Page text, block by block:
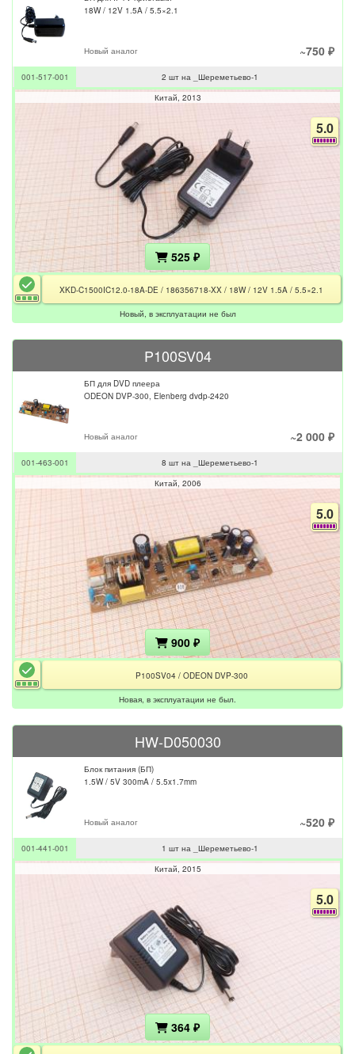
18W / 12V 1.5A / 5.5×2.1
Новый аналог ~750 ₽
001-517-001
2 шт на _Шереметьево-1
Китай 2013
5.0
525 ₽
XKD-C1500IC12.0-18A-DE / 186356718-XX / 18W / 12V 1.5A / 5.5×2.1
Новый, в эксплуатации не был
P100SV04
БП для DVD плеера
ODEON DVP-300, Elenberg dvdp-2420
Новый аналог ~2 000 ₽
001-463-001
8 шт на _Шереметьево-1
Китай 2006
5.0
900 ₽
P100SV04 / ODEON DVP-300
Новая, в эксплуатации не был.
HW-D050030
Блок питания (БП)
1.5W / 5V 300mA / 5.5x1.7mm
Новый аналог ~520 ₽
001-441-001
1 шт на _Шереметьево-1
Китай 2015
5.0
364 ₽